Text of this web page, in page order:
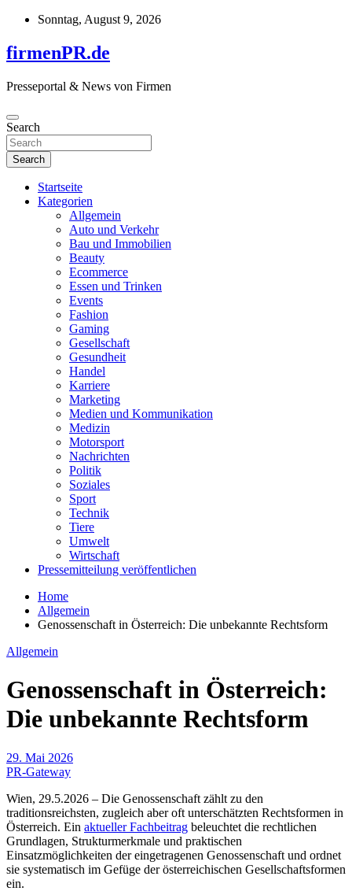
Skip
content
Sonntag, August 9, 2026
firmenPR.de
Presseportal & News von Firmen
Search
Search
Startseite
Kategorien
Allgemein
Auto und Verkehr
Bau und Immobilien
Beauty
Ecommerce
Essen und Trinken
Events
Fashion
Gaming
Gesellschaft
Gesundheit
Handel
Karriere
Marketing
Medien und Kommunikation
Medizin
Motorsport
Nachrichten
Politik
Soziales
Sport
Technik
Tiere
Umwelt
Wirtschaft
Pressemitteilung veröffentlichen
Home
Allgemein
Genossenschaft in Österreich: Die unbekannte Rechtsform
Allgemein
Genossenschaft in Österreich:
Die unbekannte Rechtsform
29. Mai 2026
PR-Gateway
Wien, 29.5.2026 – Die Genossenschaft zählt zu den
traditionsreichsten, zugleich aber oft unterschätzten Rechtsformen in
Österreich. Ein aktueller Fachbeitrag beleuchtet die rechtlichen
Grundlagen, Strukturmerkmale und praktischen
Einsatzmöglichkeiten der eingetragenen Genossenschaft und ordnet
sie systematisch im Gefüge der österreichischen Gesellschaftsformen
ein.